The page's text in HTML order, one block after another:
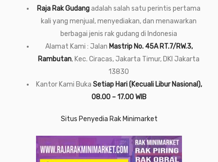
Raja Rak Gudangadalah salah satu perintis pertama
kali yang menjual, menyediakan, dan menawarkan
berbagai jenis rak gudang di Indonesia
Alamat Kami : Jalan Mastrip No. 45A RT.7/RW.3,
Rambutan, Kec. Ciracas, Jakarta Timur, DKI Jakarta
13830
Kantor Kami Buka Setiap Hari (Kecuali Libur Nasional),
08.00 – 17.00 WIB
Situs Penyedia Rak Minimarket